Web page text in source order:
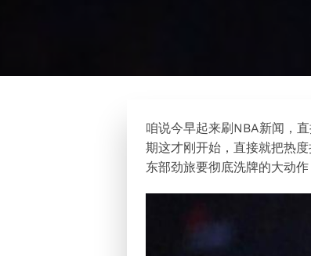
咱说今早起来刷NBA新闻，
期这才刚开始，直接就把热
东部劲旅要彻底洗牌的大动